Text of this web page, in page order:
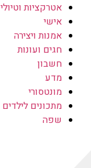
אטרקציות
אישי
אמנות ויצירה
חגים ועונות
חשבון
מדע
מונטסורי
מתכונים לילדים
שפה